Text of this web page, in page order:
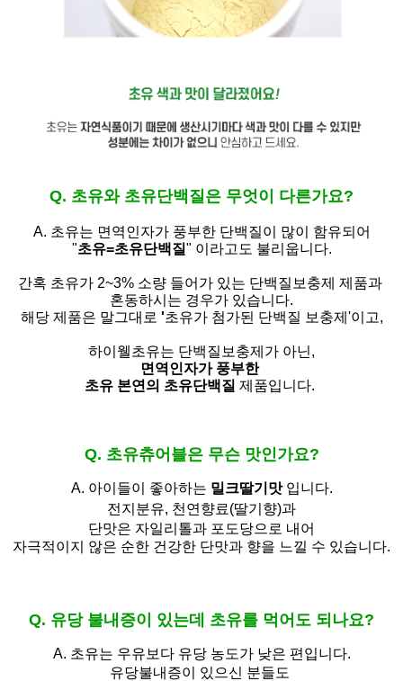
Q. 초유와 초유단백질은 무엇이 다른가요?
A. 초유는 면역인자가 풍부한 단백질이 많이 함유되어
"초유=초유단백질" 이라고도 불리웁니다.
간혹 초유가 2~3% 소량 들어가 있는 단백질보충제 제품과
혼동하시는 경우가 있습니다.
해당 제품은 말그대로 '초유가 첨가된 단백질 보충제'이고,
하이웰초유는 단백질보충제가 아닌,
면역인자가 풍부한
초유 본연의 초유단백질 제품입니다.
Q. 초유츄어블은 무슨 맛인가요?
A. 아이들이 좋아하는 밀크딸기맛입니다.
전지분유, 천연향료(딸기향)과
단맛은 자일리톨과 포도당으로 내어
자극적이지 않은 순한 건강한 단맛과 향을 느낄 수 있습니다.
Q. 유당 불내증이 있는데 초유를 먹어도 되나요?
A. 초유는 우유보다 유당 농도가 낮은 편입니다.
유당불내증이 있으신 분들도